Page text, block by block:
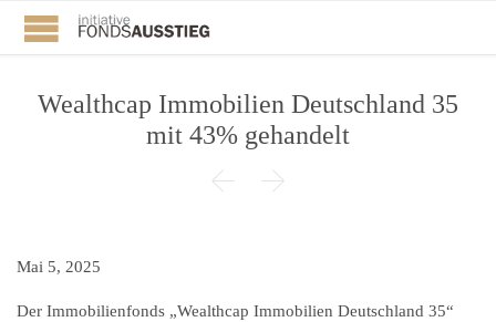
Wealthcap Immobilien Deutschland 35
mit 43% gehandelt
 
Mai 5, 2025
Der Immobilienfonds „Wealthcap Immobilien Deutschland 35“